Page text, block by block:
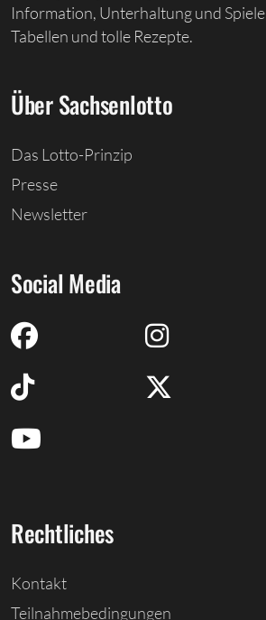
Information, Unterhaltung und
Tabellen und tolle Rezepte.
Über Sachsenlotto
Das Lotto-Prinzip
Presse
Newsletter
Social Media
Rechtliches
Kontakt
Teilnahmebedingungen